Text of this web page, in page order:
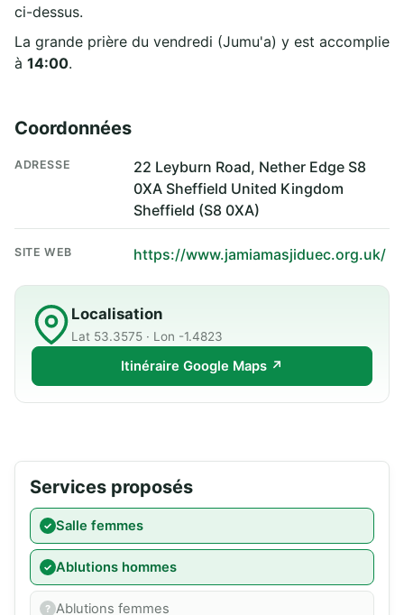
ci-dessus.
La grande prière du vendredi (Jumu'a) y est accomplie
à 14:00.
Coordonnées
ADRESSE
22 Leyburn Road, Nether Edge S8
0XA Sheffield United Kingdom
Sheffield (S8 0XA)
SITE WEB https://www.jamiamasjiduec.org.uk/
Localisation
Lat 53.3575 · Lon -1.4823
Itinéraire Google Maps ↗
Services proposés
Salle femmes
Ablutions hommes
Ablutions femmes